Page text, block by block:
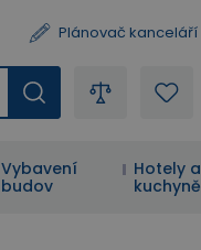
Plánovač kanceláří
Vybavení
budov
Hotely a
kuchyně